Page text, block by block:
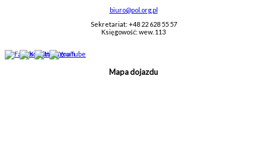
biuro@pol.org.pl
Sekretariat: +48 22 628 55 57
Księgowość: wew. 113
Mapa dojazdu